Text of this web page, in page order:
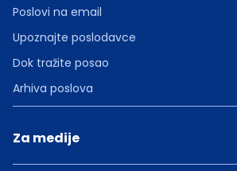
Poslovi na email
Upoznajte poslodavce
Dok tražite posao
Arhiva poslova
Za medije